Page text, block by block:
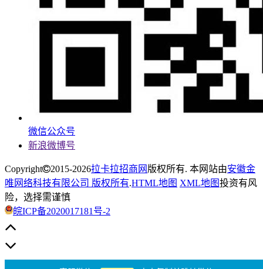
微信公众号
新浪微博号
Copyright 2015-2026拉卡拉招商网 版权所有. 本网站由安徽金
唯网络科技有限公司 版权所有.HTML地图 XML地图投资有风
险，选择需谨慎
皖ICP备2020017181号-2